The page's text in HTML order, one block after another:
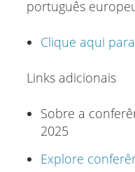
português
Clique aqui
Links adicionais
Sobre a
2025
Explore